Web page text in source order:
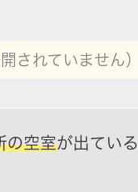
されていません）
の空室が出ている